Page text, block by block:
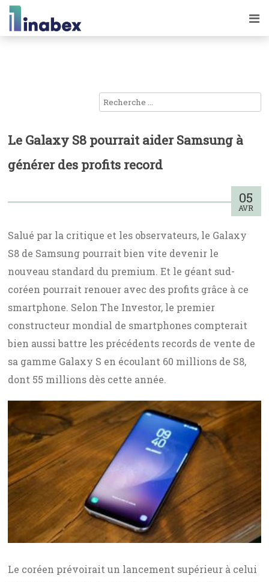
Le Galaxy S8 pourrait aider Samsung à
générer des profits record
05
AVR
Salué par la critique et les observateurs, le Galaxy
S8 de Samsung pourrait bien vite devenir le
nouveau standard du premium. Et le géant sud-
coréen pourrait renouer avec des profits grâce à ce
smartphone. Selon The Investor, le premier
constructeur mondial de smartphones compterait
bien aussi battre les précédents records de vente de
sa gamme Galaxy S en écoulant 60 millions de S8,
dont 55 millions dès cette année.
Le coréen prévoirait un lancement supérieur à celui